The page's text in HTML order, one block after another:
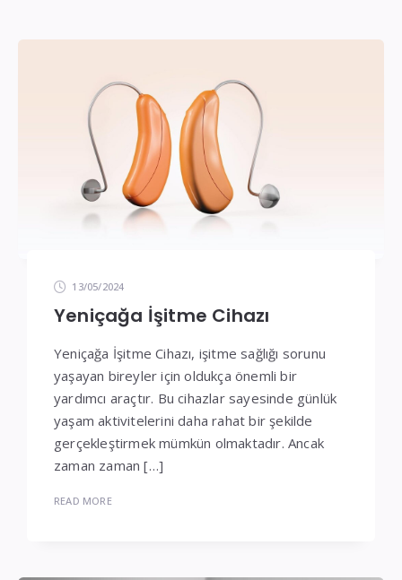
Teknik
Servis
13/05/2024
Yeniçağa İşitme Cihazı
Yeniçağa İşitme Cihazı, işitme sağlığı sorunu
yaşayan bireyler için oldukça önemli bir
yardımcı araçtır. Bu cihazlar sayesinde günlük
yaşam aktivitelerini daha rahat bir şekilde
gerçekleştirmek mümkün olmaktadır. Ancak
zaman zaman […]
READ MORE